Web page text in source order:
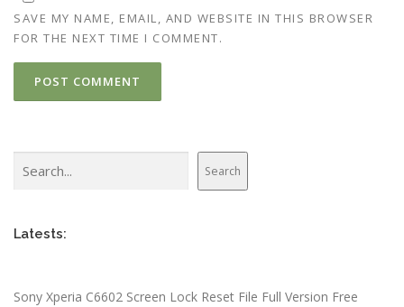
SAVE MY NAME, EMAIL, AND WEBSITE IN THIS BROWSER
FOR THE NEXT TIME I COMMENT.
Search
Latests:
Sony Xperia C6602 Screen Lock Reset File Full Version Free